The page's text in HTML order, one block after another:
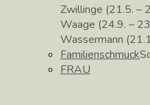
Zwillinge (21.5. –
Waage (24.9. –
Wassermann
Familienschmuck
FRAU